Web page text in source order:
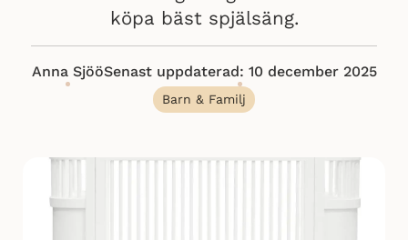
köpa bäst spjälsäng.
Anna SjööSenast uppdaterad: 10 december 2025
Barn & Familj